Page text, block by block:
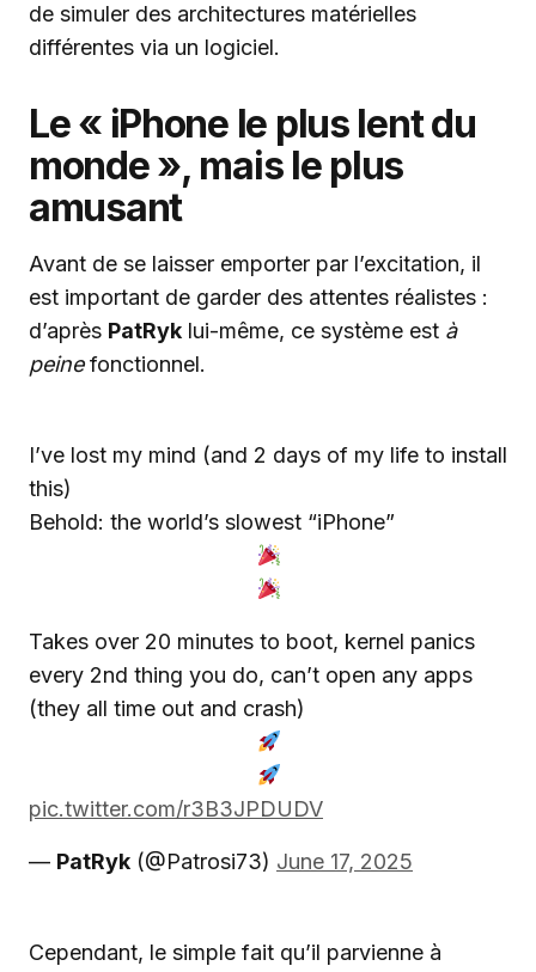
de simuler des architectures matérielles
différentes via un logiciel.
Le « iPhone le plus lent du
monde », mais le plus
amusant
Avant de se laisser emporter par l’excitation, il
est important de garder des attentes réalistes :
d’après PatRyk lui-même, ce système est à
peinefonctionnel.
I’ve lost my mind (and 2 days of my life to install
this)
Behold: the world’s slowest “iPhone”
Takes over 20 minutes to boot, kernel panics
every 2nd thing you do, can’t open any apps
(they all time out and crash)
pic.twitter.com/r3B3JPDUDV
— PatRyk (@Patrosi73) June 17, 2025
Cependant, le simple fait qu’il parvienne à